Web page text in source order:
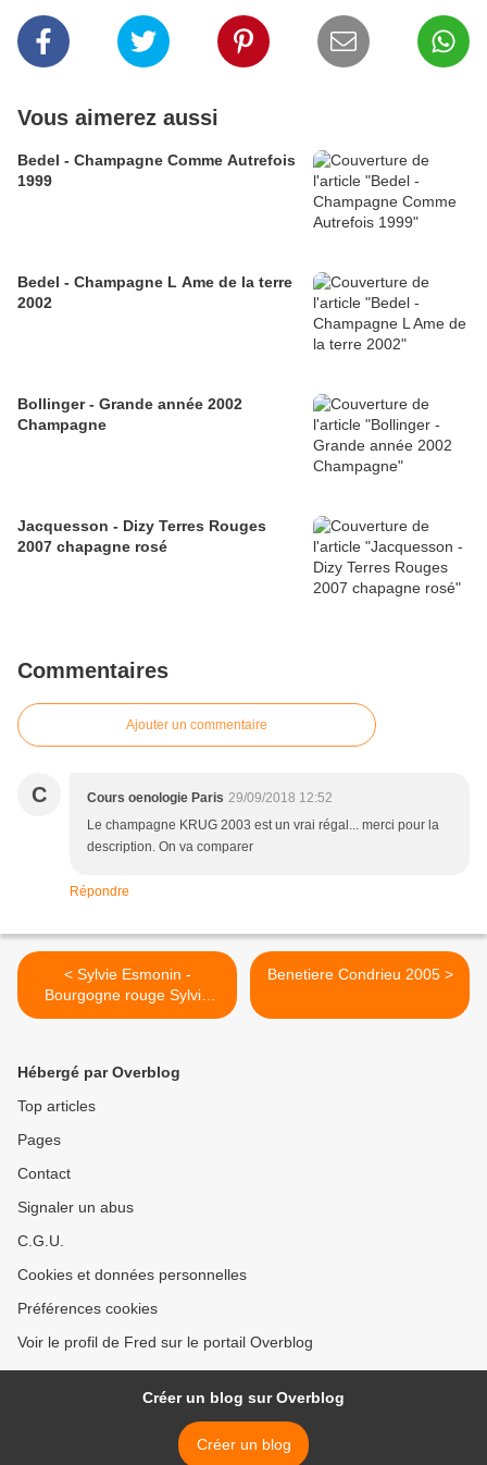
Vous aimerez aussi
Bedel - Champagne Comme Autrefois
1999
Bedel - Champagne L Ame de la terre
2002
Bollinger - Grande année 2002
Champagne
Jacquesson - Dizy Terres Rouges
2007 chapagne rosé
Commentaires
Ajouter un commentaire
C Cours oenologie Paris 29/09/2018 12:52
Le champagne KRUG 2003 est un vrai régal... merci pour la
description. On va comparer
Répondre
< Sylvie Esmonin -
Bourgogne rouge Sylvie
2010
Benetiere Condrieu 2005 >
Hébergé par Overblog
Top articles
Pages
Contact
Signaler un abus
C.G.U.
Cookies et données personnelles
Préférences cookies
Voir le profil de Fred sur le portail Overblog
Créer un blog sur Overblog
Créer un blog